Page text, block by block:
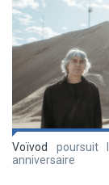
Voïvod poursuit
anniversaire